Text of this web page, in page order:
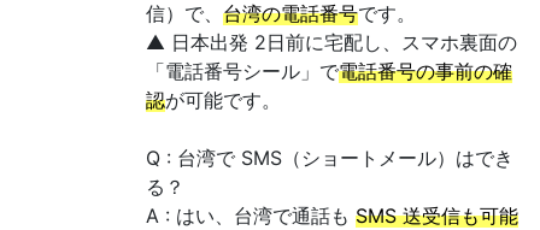
信）で、 台湾の電話番号です。
▲ 日本出発 2日前に宅配し、スマホ裏面の
「電話番号シール」で電話番号の事前の確
認が可能です。
Q : 台湾で SMS（ショートメール）はでき
る？
A : はい、台湾で通話も SMS 送受信も可能